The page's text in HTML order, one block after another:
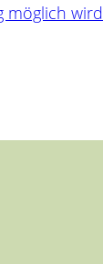
möglich wird